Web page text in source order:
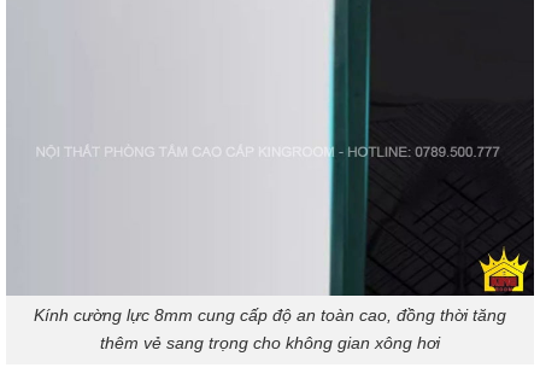
Kính cường lực 8mm cung cấp độ an toàn cao, đồng thời tăng
thêm vẻ sang trọng cho không gian xông hơi